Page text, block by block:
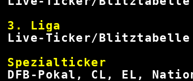
3.
Live-Ticker/
DFB-Pokal, CL, EL,